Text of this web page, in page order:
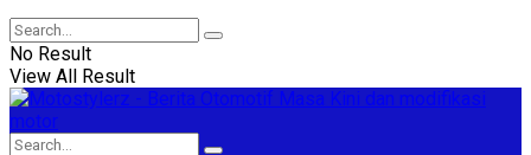
No Result
View All Result